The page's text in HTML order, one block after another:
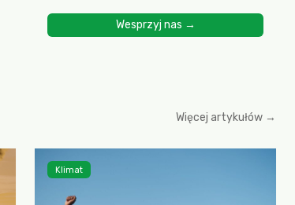
Wesprzyj nas →
Więcej artykułów →
Klimat